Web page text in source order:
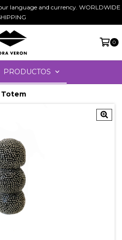
language and currency. WORLDWIDE
0
PRODUCTOS
Totem